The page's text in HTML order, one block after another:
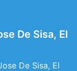
De Sisa, El
De Sisa, El